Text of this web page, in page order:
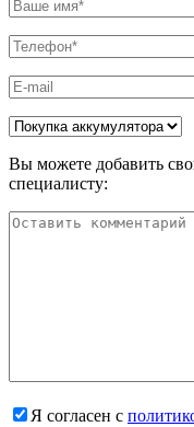
Вы можете добавить
специалисту:
Я согласен с